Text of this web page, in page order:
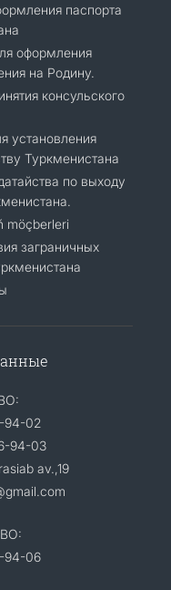
паспорта
оформления
на Родину.
консульского
установления
Туркменистана
по выходу
möçberleri
заграничных
94-02
94-03
av.,19
94-06